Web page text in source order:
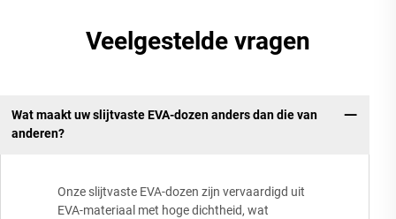
Veelgestelde vragen
Wat maakt uw slijtvaste EVA-dozen anders dan die van
anderen?
Onze slijtvaste EVA-dozen zijn vervaardigd uit
EVA-materiaal met hoge dichtheid, wat